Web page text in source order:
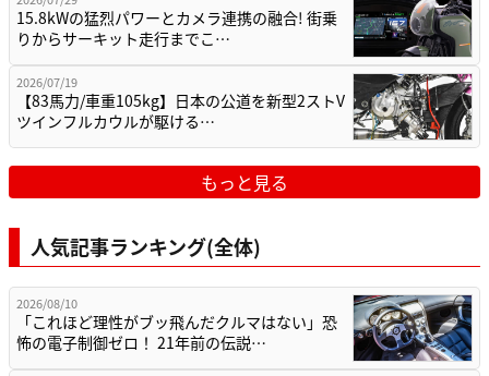
15.8kWの猛烈パワーとカメラ連携の融合! 街乗
りからサーキット走行までこ…
2026/07/19
【83馬力/車重105kg】日本の公道を新型2ストV
ツインフルカウルが駆ける…
もっと見る
人気記事ランキング(全体)
2026/08/10
「これほど理性がブッ飛んだクルマはない」恐
怖の電子制御ゼロ！ 21年前の伝説…